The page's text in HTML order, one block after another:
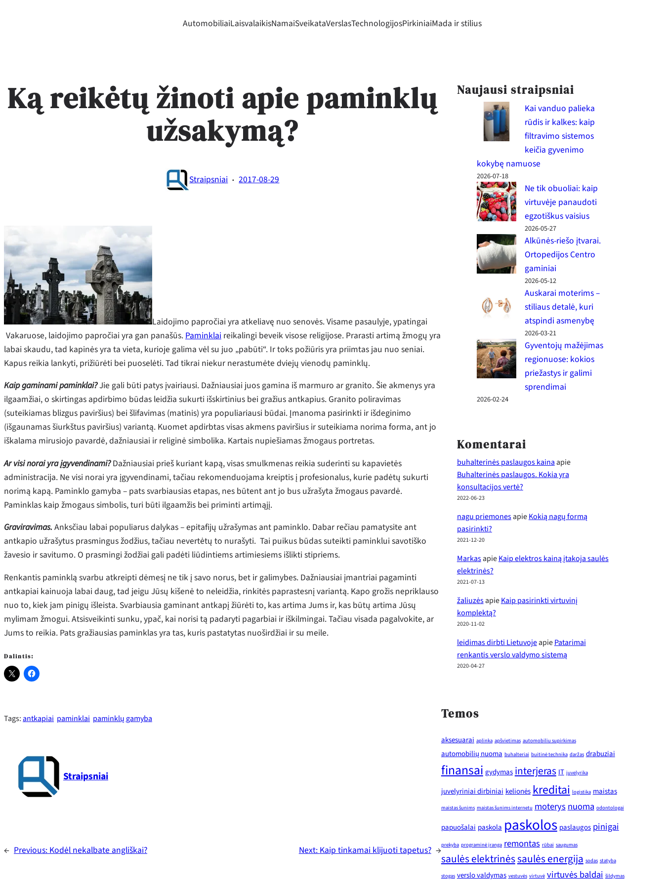
AutomobiliaiLaisvalaikisNamaiSveikataVerslasTechnologijosPirkiniaiMada ir stilius
Ką reikėtų žinoti apie paminklų
užsakymą?
Straipsniai · 2017-08-29
Laidojimo papročiai yra atkeliavę nuo senovės. Visame pasaulyje, ypatingai
Vakaruose, laidojimo papročiai yra gan panašūs. Paminklai reikalingi beveik visose religijose. Prarasti artimą žmogų yra
labai skaudu, tad kapinės yra ta vieta, kurioje galima vėl su juo „pabūti“. Ir toks požiūris yra priimtas jau nuo seniai.
Kapus reikia lankyti, prižiūrėti bei puoselėti. Tad tikrai niekur nerastumėte dviejų vienodų paminklų.
Kaip gaminami paminklai?Jie gali būti patys įvairiausi. Dažniausiai juos gamina iš marmuro ar granito. Šie akmenys yra
ilgaamžiai, o skirtingas apdirbimo būdas leidžia sukurti išskirtinius bei gražius antkapius. Granito poliravimas
(suteikiamas blizgus paviršius) bei šlifavimas (matinis) yra populiariausi būdai. Įmanoma pasirinkti ir išdeginimo
(išgaunamas šiurkštus paviršius) variantą. Kuomet apdirbtas visas akmens paviršius ir suteikiama norima forma, ant jo
iškalama mirusiojo pavardė, dažniausiai ir religinė simbolika. Kartais nupiešiamas žmogaus portretas.
Ar visi norai yra įgyvendinami?Dažniausiai prieš kuriant kapą, visas smulkmenas reikia suderinti su kapavietės
administracija. Ne visi norai yra įgyvendinami, tačiau rekomenduojama kreiptis į profesionalus, kurie padėtų sukurti
norimą kapą. Paminklo gamyba – pats svarbiausias etapas, nes būtent ant jo bus užrašyta žmogaus pavardė.
Paminklas kaip žmogaus simbolis, turi būti ilgaamžis bei priminti artimąjį.
Graviravimas. Anksčiau labai populiarus dalykas – epitafijų užrašymas ant paminklo. Dabar rečiau pamatysite ant
antkapio užrašytus prasmingus žodžius, tačiau nevertėtų to nurašyti. Tai puikus būdas suteikti paminklui savotiško
žavesio ir savitumo. O prasmingi žodžiai gali padėti liūdintiems artimiesiems išlikti stipriems.
Renkantis paminklą svarbu atkreipti dėmesį ne tik į savo norus, bet ir galimybes. Dažniausiai įmantriai pagaminti
antkapiai kainuoja labai daug, tad jeigu Jūsų kišenė to neleidžia, rinkitės paprastesnį variantą. Kapo grožis nepriklauso
nuo to, kiek jam pinigų išleista. Svarbiausia gaminant antkapį žiūrėti to, kas artima Jums ir, kas būtų artima Jūsų
mylimam žmogui. Atsisveikinti sunku, ypač, kai norisi tą padaryti pagarbiai ir iškilmingai. Tačiau visada pagalvokite, ar
Jums to reikia. Pats gražiausias paminklas yra tas, kuris pastatytas nuoširdžiai ir su meile.
Dalintis:
Tags:antkapiai paminklai paminklų gamyba
Straipsniai
← Previous:Kodėl nekalbate angliškai? Next:Kaip tinkamai klijuoti tapetus? →
Naujausi straipsniai
Kai vanduo palieka
rūdis ir kalkes: kaip
filtravimo sistemos
keičia gyvenimo
kokybę namuose
2026-07-18
Ne tik obuoliai: kaip
virtuvėje panaudoti
egzotiškus vaisius
2026-05-27
Alkūnės-riešo įtvarai.
Ortopedijos Centro
gaminiai
2026-05-12
Auskarai moterims –
stiliaus detalė, kuri
atspindi asmenybę
2026-03-21
Gyventojų mažėjimas
regionuose: kokios
priežastys ir galimi
sprendimai
2026-02-24
Komentarai
buhalterinės paslaugos kainaapie
Buhalterinės paslaugos. Kokia yra
konsultacijos vertė?
2022-06-23
nagu priemonesapieKokią nagų formą
pasirinkti?
2021-12-20
MarkasapieKaip elektros kainą įtakoja saulės
elektrinės?
2021-07-13
žaliuzėsapieKaip pasirinkti virtuvinį
komplektą?
2020-11-02
leidimas dirbti LietuvojeapiePatarimai
renkantis verslo valdymo sistemą
2020-04-27
Temos
aksesuarai aplinka apšvietimas automobiliu supirkimas
automobilių nuoma buhalteriai buitinė technika daržas drabuziai
finansai gydymas interjeras IT juvelyrika
juvelyriniai dirbiniai kelionėskreditai logistika maistas
maistas šunims maistas šunims internetu moterys nuoma odontologai
papuošalai paskola paskolos paslaugos pinigai
prekyba programinė įranga remontas rūbai saugumas
saulės elektrinėssaulės energija sodas statyba
stogas verslo valdymas vestuvės virtuvė virtuvės baldai šildymas